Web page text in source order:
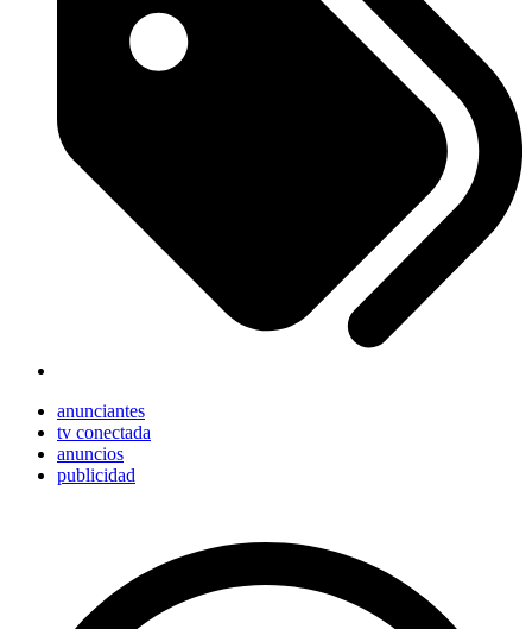
anunciantes
tv conectada
anuncios
publicidad